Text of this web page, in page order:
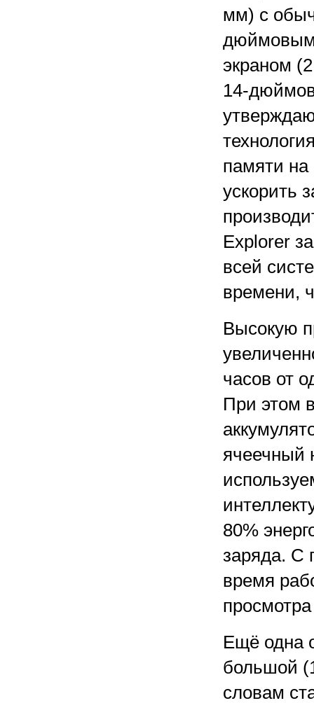
мм) с
экраном
14-
памяти на
ускорить
Explorer
всей
времени,
Высокую
часов от
При этом
ячеечный
80%
заряда. С
время
Ещё одна
большой
словам